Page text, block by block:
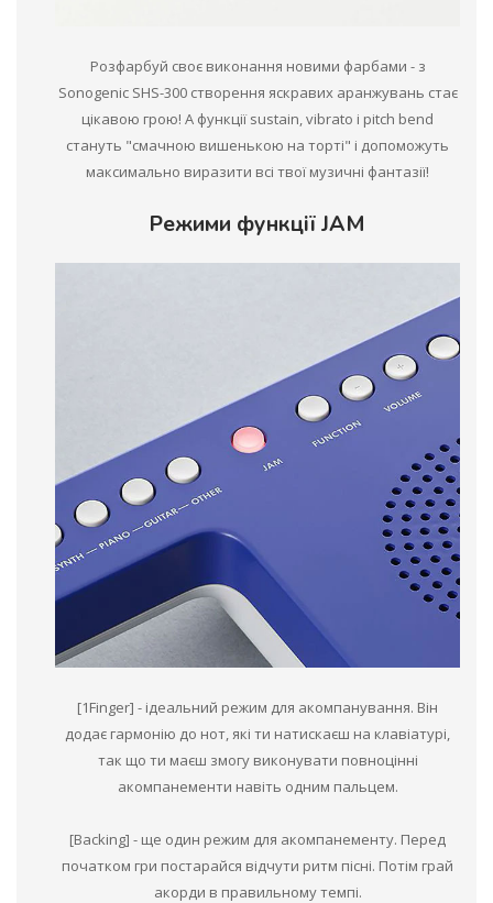
Розфарбуй своє виконання новими фарбами - з
Sonogenic SHS-300 створення яскравих аранжувань стає
цікавою грою! А функції sustain, vibrato і pitch bend
стануть "смачною вишенькою на торті" і допоможуть
максимально виразити всі твої музичні фантазії!
Режими функції JAM
[1Finger] - ідеальний режим для акомпанування. Він
додає гармонію до нот, які ти натискаєш на клавіатурі,
так що ти маєш змогу виконувати повноцінні
акомпанементи навіть одним пальцем.
[Backing] - ще один режим для акомпанементу. Перед
початком гри постарайся відчути ритм пісні. Потім грай
акорди в правильному темпі.